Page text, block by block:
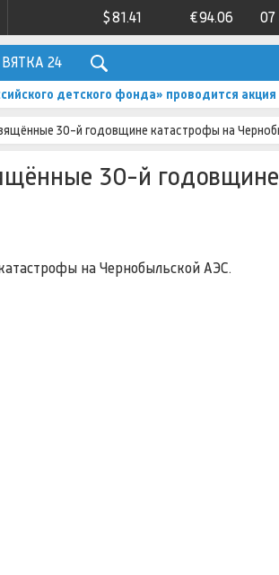
$81.41 €94.06 07
ВЯТКА 24
детского фонда» проводится
30-й годовщине катастрофы на
30-й годовщине